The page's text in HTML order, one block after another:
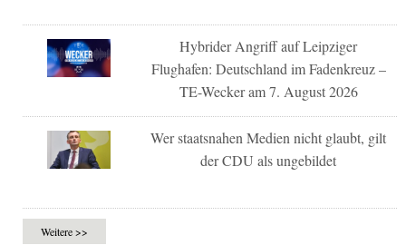
Hybrider Angriff auf Leipziger
Flughafen: Deutschland im Fadenkreuz –
TE-Wecker am 7. August 2026
Wer staatsnahen Medien nicht glaubt, gilt
der CDU als ungebildet
Weitere >>